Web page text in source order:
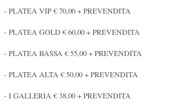
- PLATEA VIP € 70,00 + PREVENDITA
- PLATEA GOLD € 60,00 + PREVENDITA
- PLATEA BASSA € 55,00 + PREVENDITA
- PLATEA ALTA € 50,00 + PREVENDITA
- I GALLERIA € 38,00 + PREVENDITA